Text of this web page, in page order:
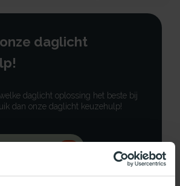
daglicht
daglicht oplossing het beste bij
dan onze daglicht keuzehulp!
op